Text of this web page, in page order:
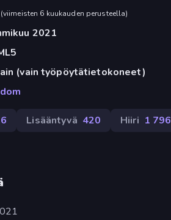
(viimeisten 6 kuukauden perusteella)
2021
(vain työpöytätietokoneet)
Lisääntyvä 420 Hiiri 1 796